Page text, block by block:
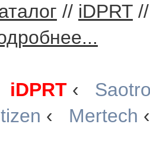
// iDPRT
iDPRT ‹
‹ Mertech